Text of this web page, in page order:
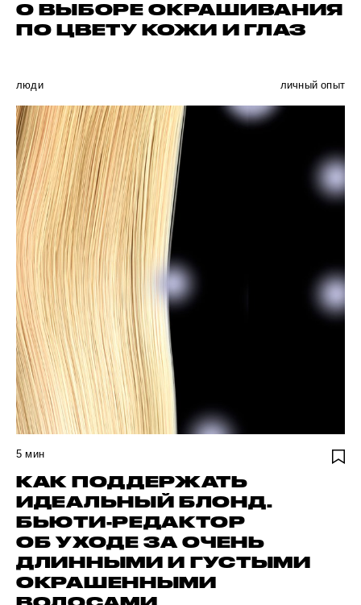
О ВЫБОРЕ ОКРАШИВАНИЯ
ПО ЦВЕТУ КОЖИ И ГЛАЗ
люди личный опыт
5 мин
КАК ПОДДЕРЖАТЬ
ИДЕАЛЬНЫЙ БЛОНД.
БЬЮТИ-РЕДАКТОР
ОБ УХОДЕ ЗА ОЧЕНЬ
ДЛИННЫМИ И ГУСТЫМИ
ОКРАШЕННЫМИ